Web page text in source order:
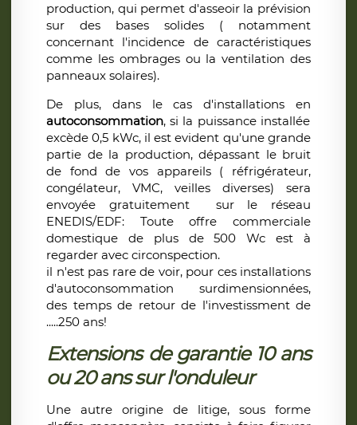
production, qui permet d'asseoir la prévision
sur des bases solides ( notamment
concernant l'incidence de caractéristiques
comme les ombrages ou la ventilation des
panneaux solaires).
De plus, dans le cas d'installations en
autoconsommation, si la puissance installée
excède 0,5 kWc, il est evident qu'une grande
partie de la production, dépassant le bruit
de fond de vos appareils ( réfrigérateur,
congélateur, VMC, veilles diverses) sera
envoyée gratuitement sur le réseau
ENEDIS/EDF: Toute offre commerciale
domestique de plus de 500 Wc est à
regarder avec circonspection.
il n'est pas rare de voir, pour ces installations
d'autoconsommation surdimensionnées,
des temps de retour de l'investissment de
.....250 ans!
Extensions de garantie 10 ans
ou 20 ans sur l'onduleur
Une autre origine de litige, sous forme